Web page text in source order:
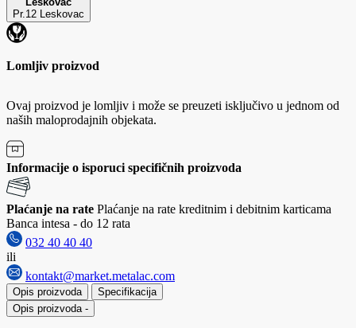
Pr.12 Leskovac
Lomljiv proizvod
Ovaj proizvod je lomljiv i može se preuzeti isključivo u jednom od
naših maloprodajnih objekata.
Informacije o isporuci specifičnih proizvoda
Plaćanje na rate Plaćanje na rate kreditnim i debitnim karticama
Banca intesa - do 12 rata
032 40 40 40
ili
kontakt@market.metalac.com
Opis proizvoda
Specifikacija
Opis proizvoda -